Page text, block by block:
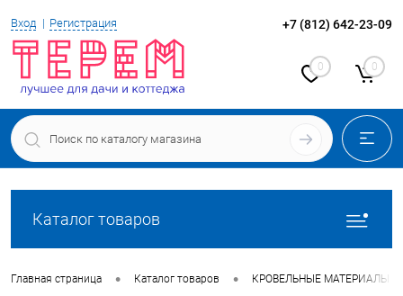
Вход Регистрация +7 (812) 642-23-09
0 0
Каталог товаров
Главная страница • Каталог товаров • КРОВЕЛЬНЫЕ МАТЕРИАЛЫ